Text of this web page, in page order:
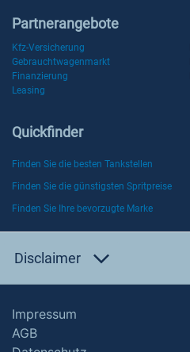
Partnerangebote
Kfz-Versicherung
Gebrauchtwagenmarkt
Finanzierung
Leasing
Quickfinder
Finden Sie die besten Tankstellen
Finden Sie die günstigsten Spritpreise
Finden Sie Ihre bevorzugte Marke
Disclaimer
Impressum
AGB